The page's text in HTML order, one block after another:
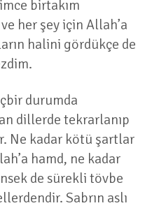
birtakım
her şey için Allah’a
halini gördükçe de
durumda
dillerde tekrarlanıp
Ne kadar kötü şartlar
hamd, ne kadar
de sürekli tövbe
Sabrın aslı